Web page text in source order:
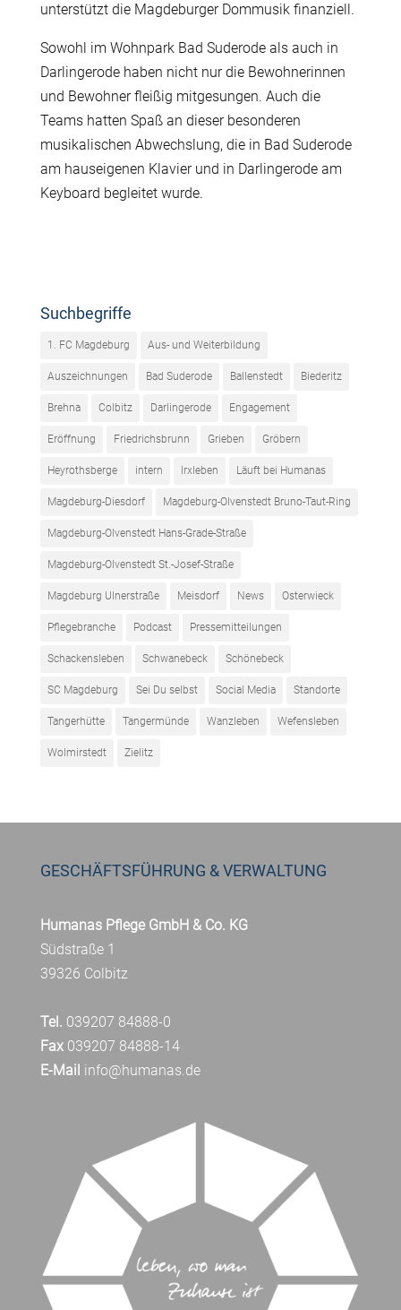
unterstützt die Magdeburger Dommusik finanziell.
Sowohl im Wohnpark Bad Suderode als auch in
Darlingerode haben nicht nur die Bewohnerinnen
und Bewohner fleißig mitgesungen. Auch die
Teams hatten Spaß an dieser besonderen
musikalischen Abwechslung, die in Bad Suderode
am hauseigenen Klavier und in Darlingerode am
Keyboard begleitet wurde.
Suchbegriffe
1. FC Magdeburg Aus- und Weiterbildung
Auszeichnungen Bad Suderode Ballenstedt Biederitz
Brehna Colbitz Darlingerode Engagement
Eröffnung Friedrichsbrunn Grieben Gröbern
Heyrothsberge intern Irxleben Läuft bei Humanas
Magdeburg-Diesdorf Magdeburg-Olvenstedt Bruno-Taut-Ring
Magdeburg-Olvenstedt Hans-Grade-Straße
Magdeburg-Olvenstedt St.-Josef-Straße
Magdeburg Ulnerstraße Meisdorf News Osterwieck
Pflegebranche Podcast Pressemitteilungen
Schackensleben Schwanebeck Schönebeck
SC Magdeburg Sei Du selbst Social Media Standorte
Tangerhütte Tangermünde Wanzleben Wefensleben
Wolmirstedt Zielitz
GESCHÄFTSFÜHRUNG & VERWALTUNG
Humanas Pflege GmbH & Co. KG
Südstraße 1
39326 Colbitz
Tel. 039207 84888-0
Fax039207 84888-14
E-Mail info@humanas.de